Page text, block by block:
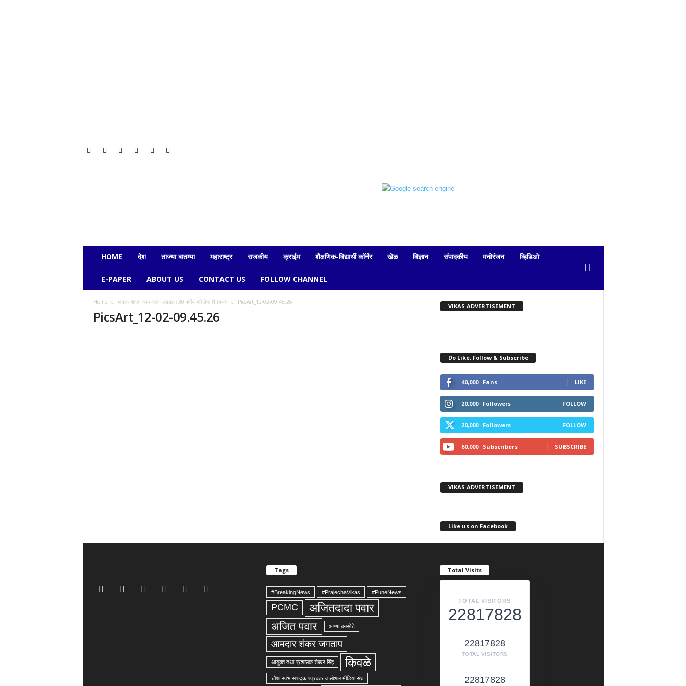
HOME देश ताज्या बातम्या महाराष्ट्र राजकीय क्राईम शैक्षणिक-विद्यार्थी काॅर्नर खेळ विज्ञान संपादकीय मनोरंजन व्हिडिओ
E-PAPER ABOUT US CONTACT US FOLLOW CHANNEL
Home मावळ- शेतात काम करत असताना 30 वर्षीय महिलेचा विनयभंग PicsArt_12-02-09.45.26
PicsArt_12-02-09.45.26
VIKAS ADVERTISEMENT
Do Like, Follow & Subscribe
40,000 Fans LIKE
20,000 Followers FOLLOW
20,000 Followers FOLLOW
60,000 Subscribers SUBSCRIBE
VIKAS ADVERTISEMENT
Like us on Facebook
Tags
#BreakingNews #PrajechaVikas #PuneNews
PCMC अजितदादा पवार
अजित पवार अण्णा बनसोडे
आमदार शंकर जगताप
आयुक्त तथा प्रशासक शेखर सिंह किवळे
चौथा स्तंभ संपादक पत्रकार व सोशल मीडिया संघ
Total Visits
TOTAL VISITORS
22817828
22817828
TOTAL VISITORS
22817828